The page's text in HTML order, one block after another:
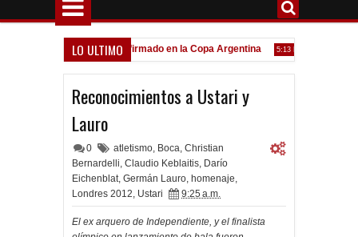
LO ULTIMO
Todo confirmado en la Copa Argentina 5:13 PM Goleada
Reconocimientos a Ustari y
Lauro
0 atletismo, Boca, Christian
Bernardelli, Claudio Keblaitis, Darío
Eichenblat, Germán Lauro, homenaje,
Londres 2012, Ustari 9:25 a.m.
El ex arquero de Independiente, y el finalista